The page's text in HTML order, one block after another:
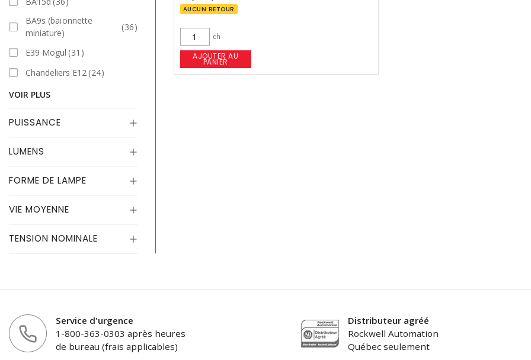
BA9s (baïonnette
miniature)
36
E39 Mogul 31
Chandeliers E12 24
VOIR PLUS
PUISSANCE
LUMENS
FORME DE LAMPE
VIE MOYENNE
TENSION NOMINALE
AUCUN RETOUR
ch
AJOUTER AU
PANIER
Service d'urgence
1-800-363-0303 après heures
de bureau (frais applicables)
Distributeur agréé
Rockwell Automation
Québec seulement